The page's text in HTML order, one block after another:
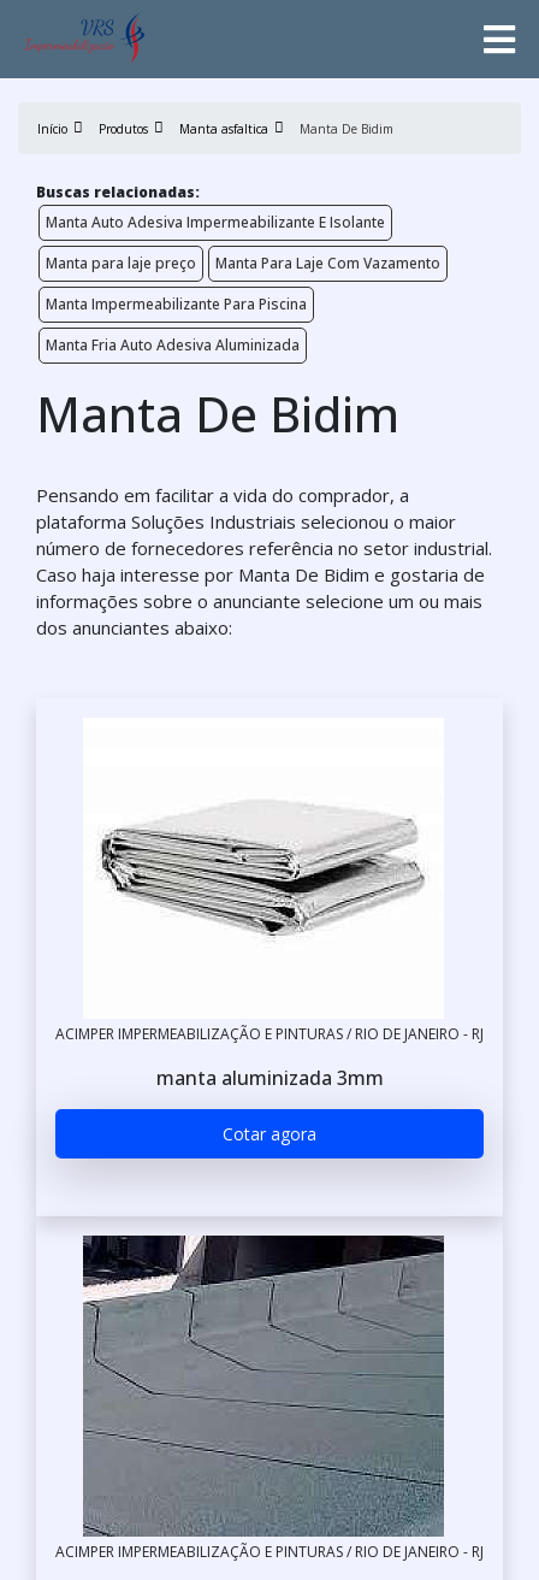
Início Produtos Manta asfaltica Manta De Bidim
Buscas relacionadas:
Manta Auto Adesiva Impermeabilizante E Isolante
Manta para laje preço
Manta Para Laje Com Vazamento
Manta Impermeabilizante Para Piscina
Manta Fria Auto Adesiva Aluminizada
Manta De Bidim
Pensando em facilitar a vida do comprador, a
plataforma Soluções Industriais selecionou o maior
número de fornecedores referência no setor industrial.
Caso haja interesse por Manta De Bidim e gostaria de
informações sobre o anunciante selecione um ou mais
dos anunciantes abaixo:
ACIMPER IMPERMEABILIZAÇÃO E PINTURAS / RIO DE JANEIRO - RJ
manta aluminizada 3mm
Cotar agora
ACIMPER IMPERMEABILIZAÇÃO E PINTURAS / RIO DE JANEIRO - RJ